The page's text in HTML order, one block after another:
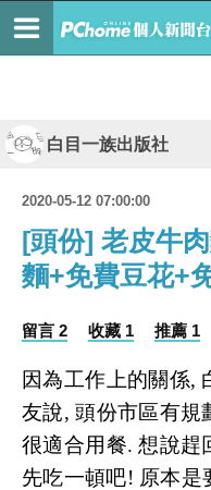
白目一族出版社
2020-05-12 07:00:00
[頭份] 老皮牛
麵+免費豆花+
留言 2 收藏 1 推薦 1
因為工作上的關係,
友說, 頭份市區有規
很適合用餐. 想說趕
先吃一頓吧! 原本是